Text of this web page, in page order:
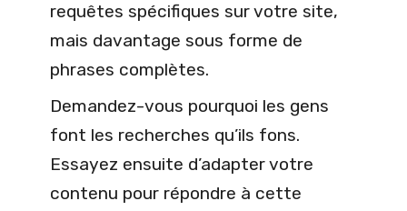
requêtes spécifiques sur votre site,
mais davantage sous forme de
phrases complètes.
Demandez-vous pourquoi les gens
font les recherches qu’ils fons.
Essayez ensuite d’adapter votre
contenu pour répondre à cette